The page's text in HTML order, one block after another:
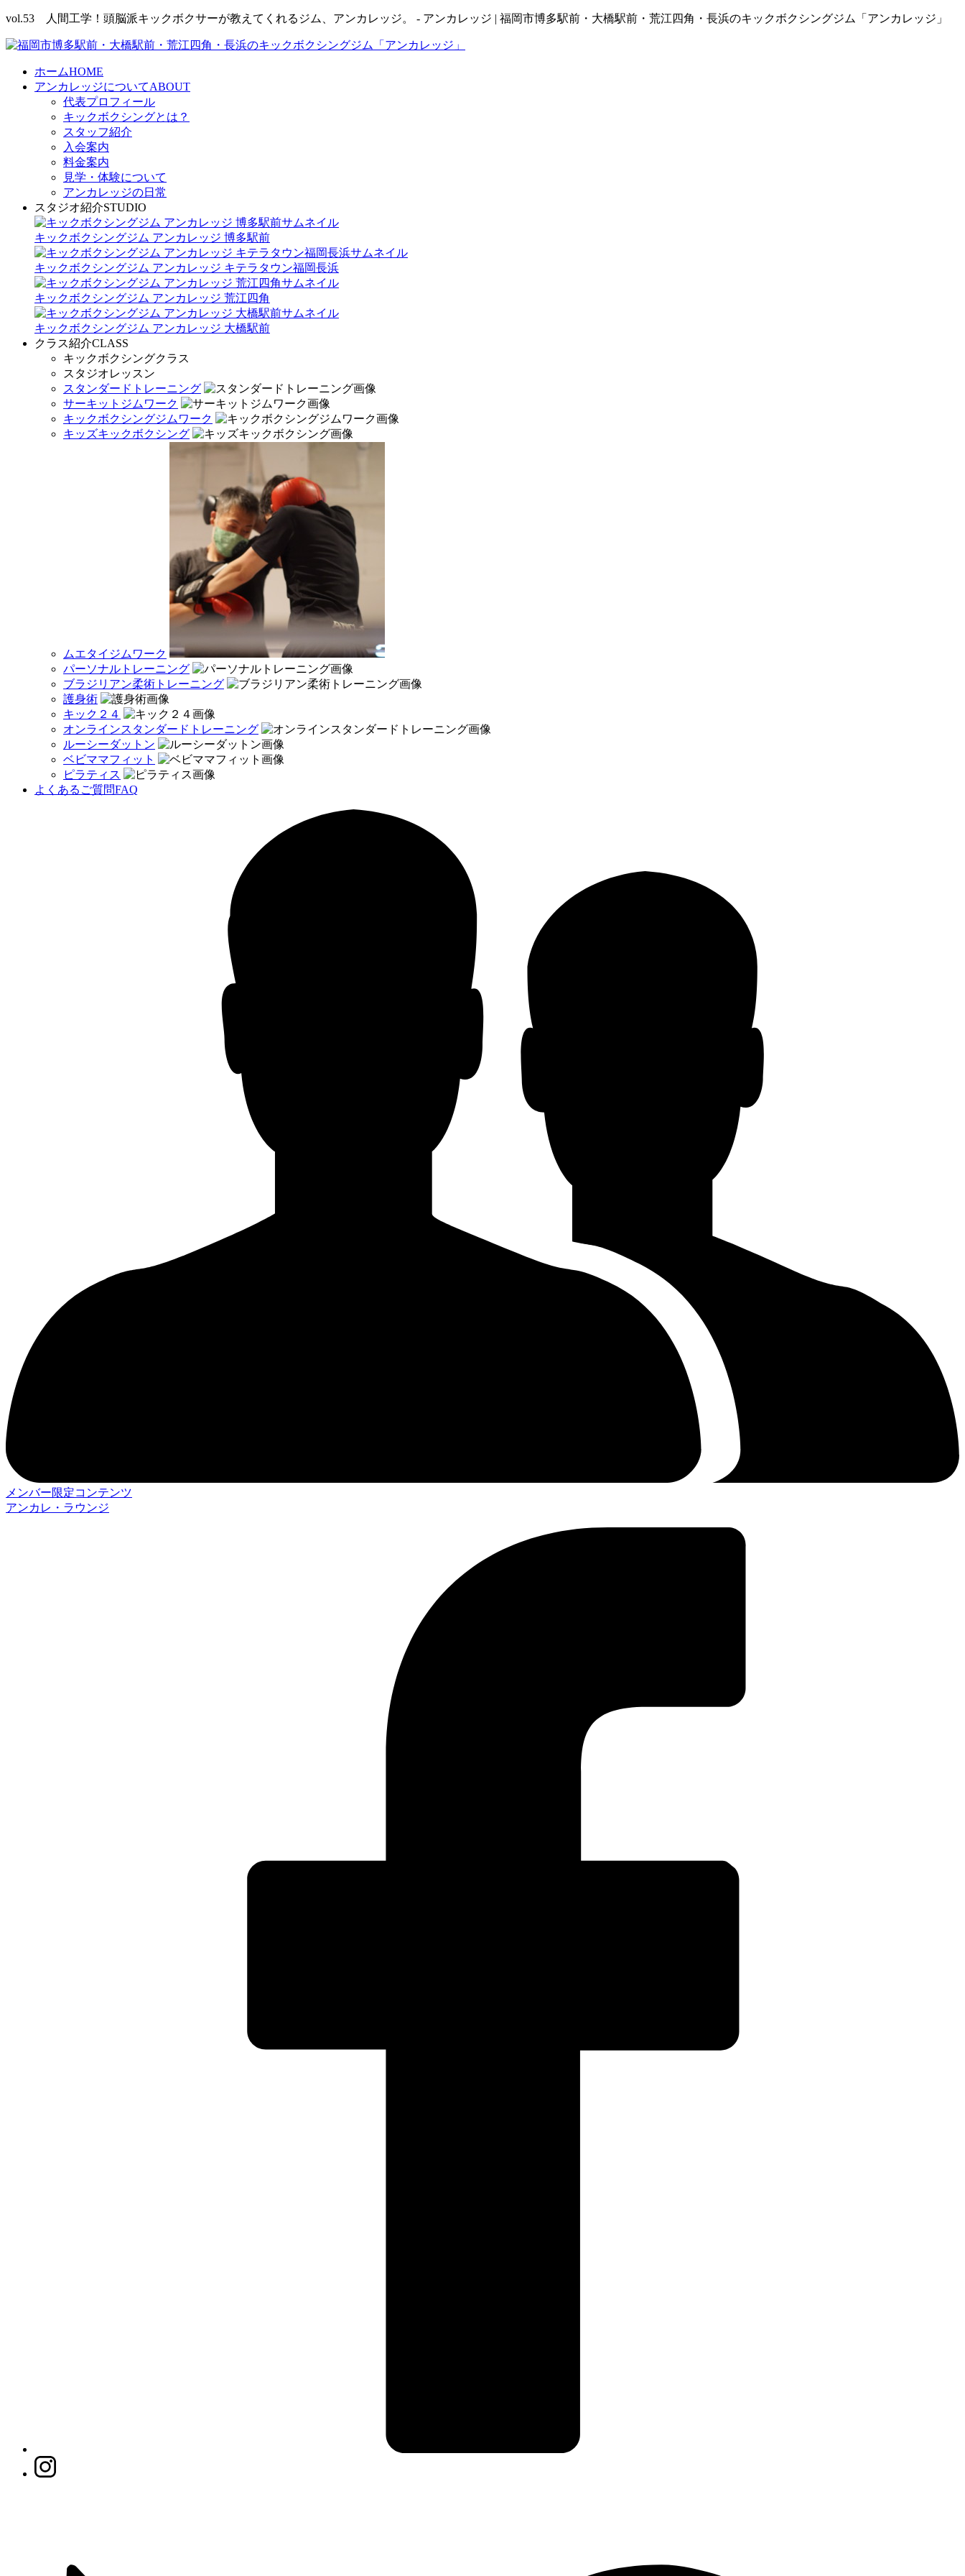
vol.53 人間工学！頭脳派キックボクサーが教えてくれるジム、アンカレッジ。 - アンカレッジ | 福岡市博多駅前・大橋駅前・荒江四角・長浜のキックボクシングジム「アンカレッジ」
ホームHOME
アンカレッジについてABOUT
代表プロフィール
キックボクシングとは？
スタッフ紹介
入会案内
料金案内
見学・体験について
アンカレッジの日常
スタジオ紹介STUDIO
キックボクシングジム アンカレッジ 博多駅前
キックボクシングジム アンカレッジ キテラタウン福岡長浜
キックボクシングジム アンカレッジ 荒江四角
キックボクシングジム アンカレッジ 大橋駅前
クラス紹介CLASS
キックボクシングクラス
スタジオレッスン
スタンダードトレーニング
サーキットジムワーク
キックボクシングジムワーク
キッズキックボクシング
ムエタイジムワーク
パーソナルトレーニング
ブラジリアン柔術トレーニング
護身術
キック２４
オンラインスタンダードトレーニング
ルーシーダットン
ベビママフィット
ピラティス
よくあるご質問FAQ
メンバー限定コンテンツ
アンカレ・ラウンジ